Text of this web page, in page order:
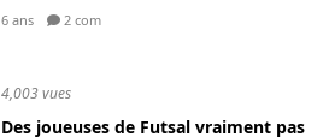
6 ans 2 com
4,003 vues
Des joueuses de Futsal vraiment pas